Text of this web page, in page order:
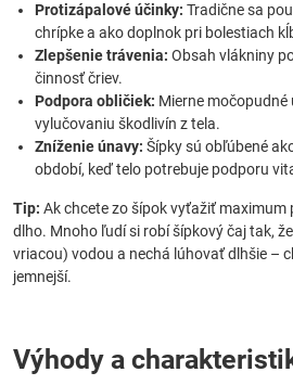
Protizápalové účinky: Tradične sa
chrípke a ako doplnok pri bolestiach
Zlepšenie trávenia: Obsah vlákniny
činnosť čriev.
Podpora obličiek: Mierne
vylučovaniu škodlivín z tela.
Zníženie únavy: Šípky sú obľúbené
období, keď telo potrebuje podporu
Tip: Ak chcete zo šípok vyťažiť maximum
dlho. Mnoho ľudí si robí šípkový čaj tak,
vriacou) vodou a nechá lúhovať dlhšie –
jemnejší.
Výhody a